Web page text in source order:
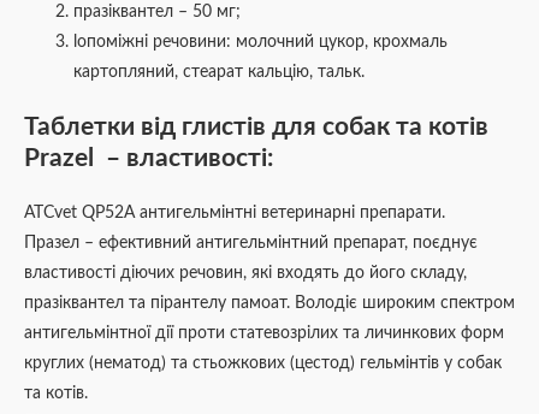
празіквантел – 50 мг;
lопоміжні речовини: молочний цукор, крохмаль
картопляний, стеарат кальцію, тальк.
Таблетки від глистів для собак та котів
Prazel – властивості:
ATCvet QP52А антигельмінтні ветеринарні препарати.
Празел – ефективний антигельмінтний препарат, поєднує
властивості діючих речовин, які входять до його складу,
празіквантел та пірантелу памоат. Володіє широким спектром
антигельмінтної дії проти статевозрілих та личинкових форм
круглих (нематод) та стьожкових (цестод) гельмінтів у собак
та котів.